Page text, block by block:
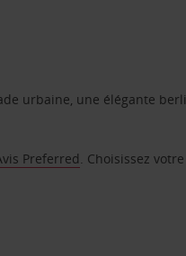
urbaine, une élégante
Preferred. Choisissez